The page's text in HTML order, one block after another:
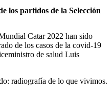
los partidos de la Selección
Catar 2022 han sido
de los casos de la covid-19
de salud Luis
radiografía de lo que vivimos.